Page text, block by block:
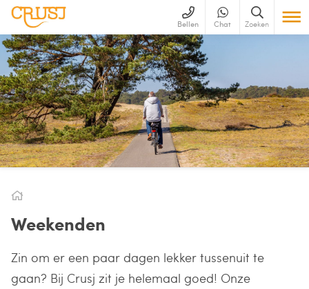
Bellen Chat Zoeken
Weekenden
Zin om er een paar dagen lekker tussenuit te
gaan? Bij Crusj zit je helemaal goed! Onze